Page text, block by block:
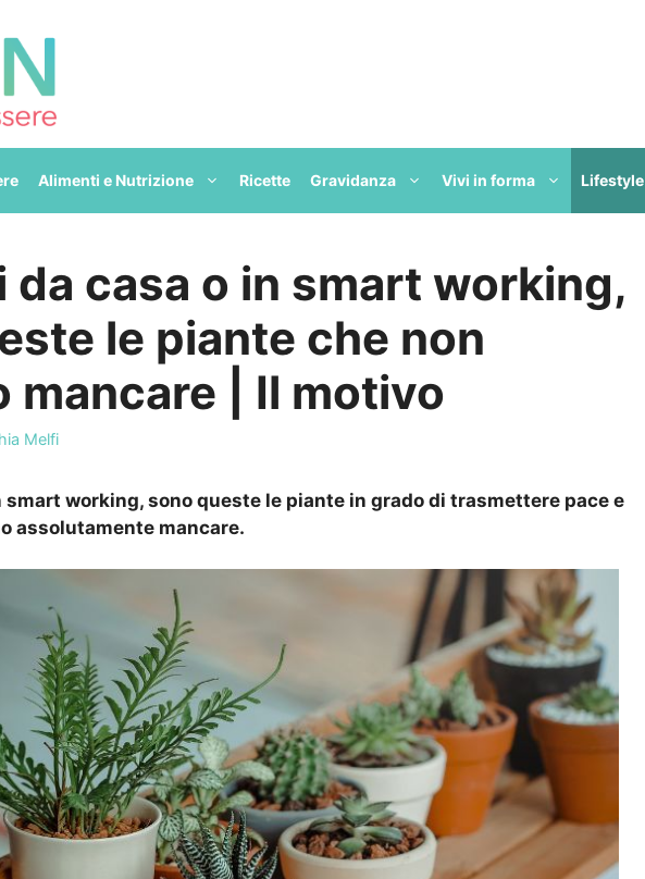
Alimenti e Nutrizione Ricette Gravidanza Vivi in forma Lifestyle
da casa o in smart working,
le piante che non
mancare | Il motivo
Melfi
smart working, sono queste le piante in grado di trasmettere pace e
assolutamente mancare.